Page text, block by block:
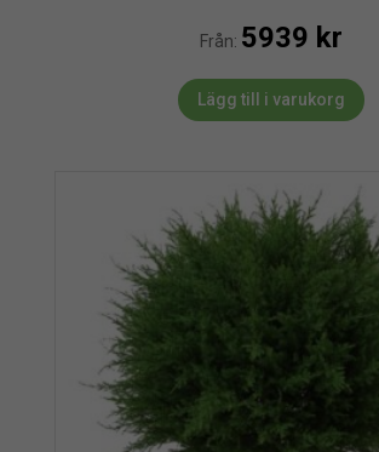
Från: 5939 kr
Lägg till i varukorg